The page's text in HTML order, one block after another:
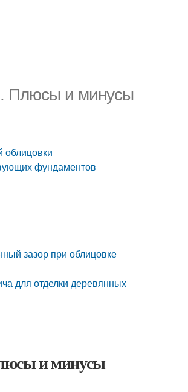
Плюсы и минусы
облицовки
фундаментов
зазор при облицовке
для отделки деревянных
и минусы